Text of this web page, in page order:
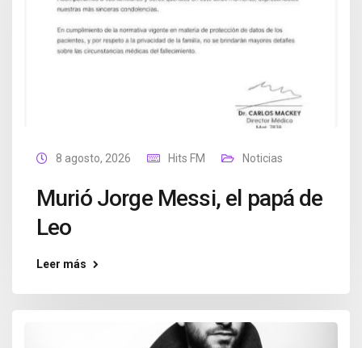
8 agosto, 2026 Hits FM Noticias
Murió Jorge Messi, el papá de
Leo
Leer más